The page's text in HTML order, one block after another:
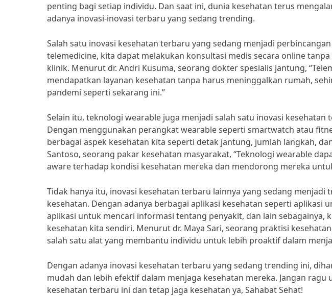
penting bagi setiap individu. Dan saat ini, dunia kesehatan terus
adanya inovasi-inovasi terbaru yang sedang trending.
Salah satu inovasi kesehatan terbaru yang sedang menjadi
telemedicine, kita dapat melakukan konsultasi medis secara online
klinik. Menurut dr. Andri Kusuma, seorang dokter spesialis jantung,
mendapatkan layanan kesehatan tanpa harus meninggalkan rumah,
pandemi seperti sekarang ini.”
Selain itu, teknologi wearable juga menjadi salah satu inovasi
Dengan menggunakan perangkat wearable seperti smartwatch atau
berbagai aspek kesehatan kita seperti detak jantung, jumlah langkah,
Santoso, seorang pakar kesehatan masyarakat, “Teknologi wearable
aware terhadap kondisi kesehatan mereka dan mendorong mereka
Tidak hanya itu, inovasi kesehatan terbaru lainnya yang sedang menjadi
kesehatan. Dengan adanya berbagai aplikasi kesehatan seperti aplikasi
aplikasi untuk mencari informasi tentang penyakit, dan lain sebagainya,
kesehatan kita sendiri. Menurut dr. Maya Sari, seorang praktisi
salah satu alat yang membantu individu untuk lebih proaktif dalam
Dengan adanya inovasi kesehatan terbaru yang sedang trending ini,
mudah dan lebih efektif dalam menjaga kesehatan mereka. Jangan
kesehatan terbaru ini dan tetap jaga kesehatan ya, Sahabat Sehat!